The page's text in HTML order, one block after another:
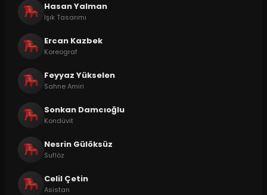
Hasan Yalman
Işık Tasarımı
Ercan Kazbek
Koreograf
Feyyaz Yükselen
Sahne Amiri
Sonkan Damcıoğlu
Kondüvit
Nesrin Gülöksüz
Suflöz
Celil Çetin
Asistan